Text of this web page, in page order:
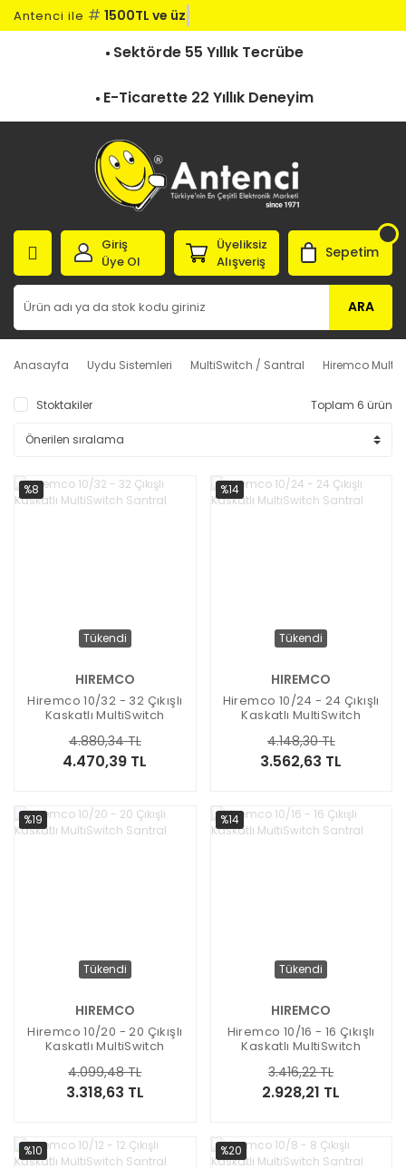
Antenci ile # 1500TL ve üze
Sektörde 55 Yıllık Tecrübe
E-Ticarette 22 Yıllık Deneyim
ARA
Giriş
Üye Ol
Üyeliksiz
Alışveriş
Sepetim
Anasayfa Uydu Sistemleri MultiSwitch / Santral Hiremco
Stoktakiler Toplam 6 ürün
%8
Tükendi
HIREMCO
Hiremco 10/32 - 32 Çıkışlı
Kaskatlı MultiSwitch
4.470,39 TL
4.880,34 TL
%14
Tükendi
HIREMCO
Hiremco 10/24 - 24 Çıkışlı
Kaskatlı MultiSwitch
3.562,63 TL
4.148,30 TL
%19
Tükendi
HIREMCO
Hiremco 10/20 - 20 Çıkışlı
Kaskatlı MultiSwitch
3.318,63 TL
4.099,48 TL
%14
Tükendi
HIREMCO
Hiremco 10/16 - 16 Çıkışlı
Kaskatlı MultiSwitch
2.928,21 TL
3.416,22 TL
%10 %20